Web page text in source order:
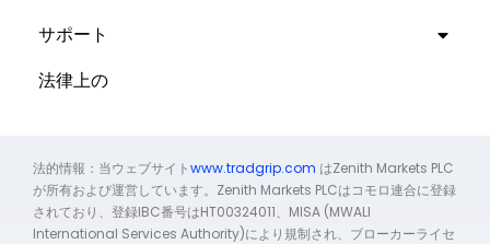
サポート
法律上の
法的情報：当ウェブサイトwww.tradgrip.com はZenith Markets PLC
が所有および運営しています。Zenith Markets PLCはコモロ連合に登録
されており、登録IBC番号はHT00324011、MISA (MWALI
International Services Authority)により規制され、ブローカーライセ